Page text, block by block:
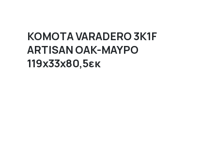
ΚΟΜΟΤΑ VARADERO 3K1F
ARTISAN OAK-ΜΑΥΡΟ
119x33x80,5εκ